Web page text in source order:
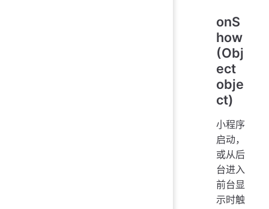
onS
how
(Obj
ect
obje
ct)
小程序
启动，
或从后
台进入
前台显
示时触